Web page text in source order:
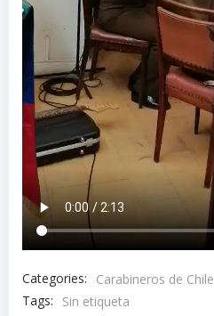
Categories:
Carabineros de Chile
Tags:
Sin etiqueta